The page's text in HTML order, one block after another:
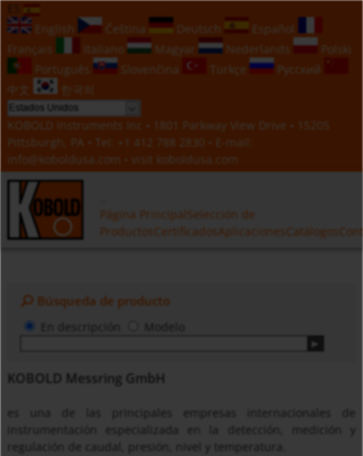
English
Čeština Deutsch
Español
Français
Italiano Magyar Nederlands
Polski
Português
Slovenčina Türkçe
Русский
中文
한국의
KOBOLD Instruments Inc • 1801 Parkway View Drive • 15205
Pittsburgh, PA • Tel:
+1 412 788 2830 • E-mail:
info@koboldusa.com • visit koboldusa.com
Página Principal Selección de
Productos CertificadosAplicaciones Catálogos
Búsqueda de producto
Modelo
KOBOLD Messring GmbH
instrumentación especializada en la detección, medición y
regulación de caudal, presión, nivel y temperatura.